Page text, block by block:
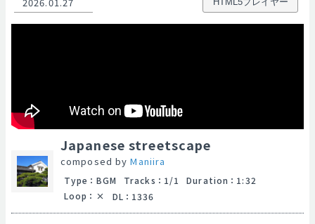
Japanese streetscape
composed byManiira
Type ： BGM Tracks ： 1/1 Duration ： 1:32
Loop ： DL ： 1336